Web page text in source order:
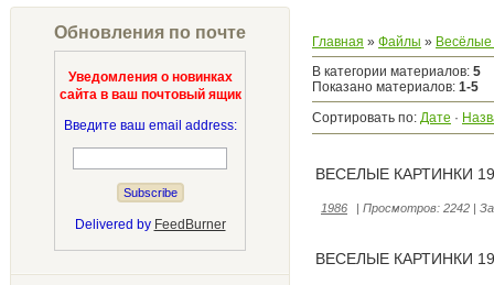
Обновления по почте
Уведомления о новинках
сайта в ваш почтовый ящик
Введите ваш email address:
Delivered by FeedBurner
Главная » Файлы » Весёлые
В категории материалов: 5
Показано материалов: 1-5
Сортировать по: Дате ·
ВЕСЕЛЫЕ КАРТИНКИ
1986 | Просмотров: 2242 |
ВЕСЕЛЫЕ КАРТИНКИ